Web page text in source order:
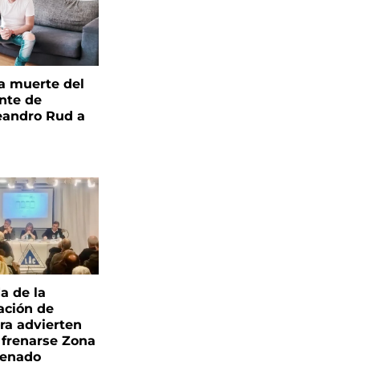
muerte del
de
Rud a
de la
de
advierten
Zona